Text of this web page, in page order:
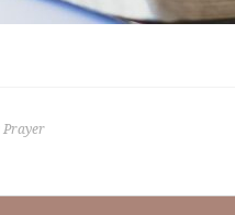
Prayer